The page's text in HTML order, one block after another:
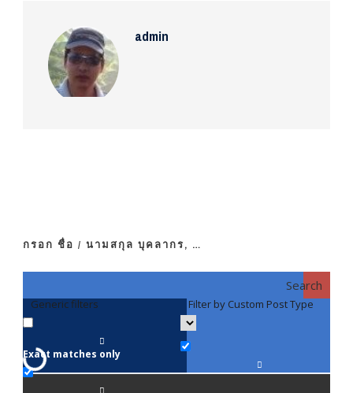
admin
กรอก ชื่อ / นามสกุล บุคลากร, …
Search
Generic filters
Exact matches only
Filter by Custom Post Type